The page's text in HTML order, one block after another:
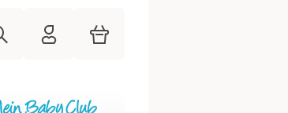
HiPP Mein Babyclub
Warenkorb